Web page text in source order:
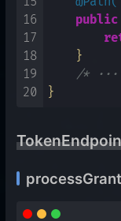
16
17
18
19
20
public
    }
/*